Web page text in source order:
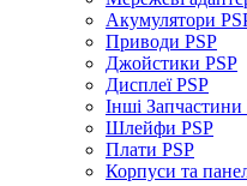
Акумулятори
Приводи PSP
Джойстики PSP
Дисплеї PSP
Інші Запчастини
Шлейфи PSP
Плати PSP
Корпуси та